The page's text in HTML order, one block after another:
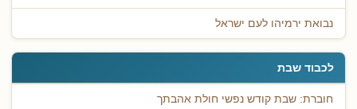
נבואת ירמיהו לעם ישראל
לכבוד שבת
חוברת: שבת קודש נפשי חולת אהבתך